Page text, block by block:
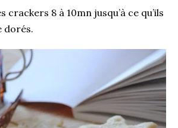
crackers 8 à 10mn jusqu’à ce qu’ils
dorés.